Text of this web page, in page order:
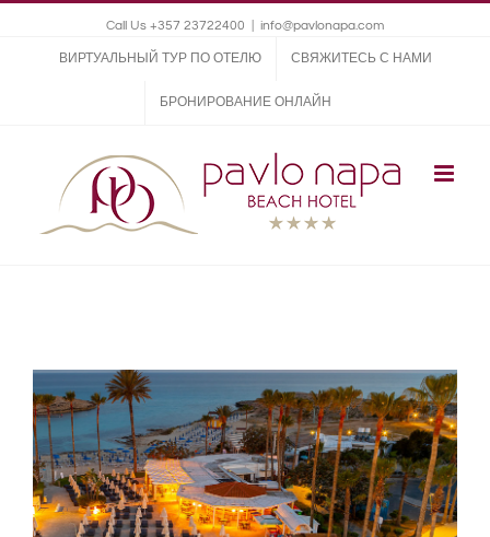
Call Us +357 23722400 info@pavlonapa.com
ВИРТУАЛЬНЫЙ ТУР ПО ОТЕЛЮ СВЯЖИТЕСЬ С НАМИ
БРОНИРОВАНИЕ ОНЛАЙН
Larger
Image